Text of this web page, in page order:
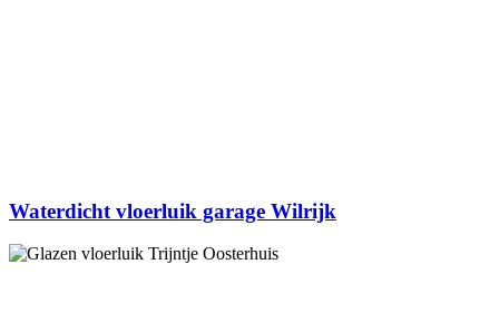
Waterdicht vloerluik garage Wilrijk